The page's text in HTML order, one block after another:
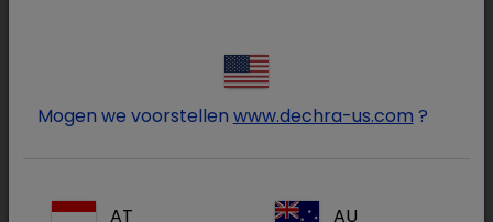
Mogen we voorstellen www.dechra-us.com ?
AT AU